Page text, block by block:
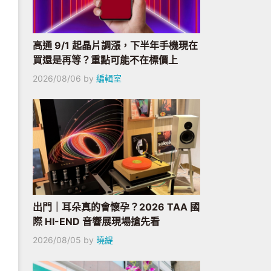
高通 9/1 起晶片調漲，下半年手機現在
買還是再等？重點可能不在標價上
2026/08/06 by 編輯室
出門｜耳朵真的會懷孕？2026 TAA 國
際 HI-END 音響展現場搶先看
2026/08/05 by 曉緹